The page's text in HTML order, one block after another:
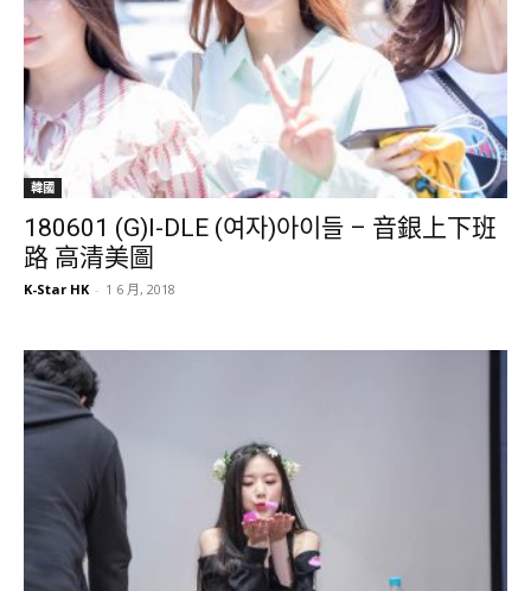
韓國
180601 (G)I-DLE (여자)아이들 – 音銀上下班
路 高清美圖
K-Star HK - 1 6 月, 2018